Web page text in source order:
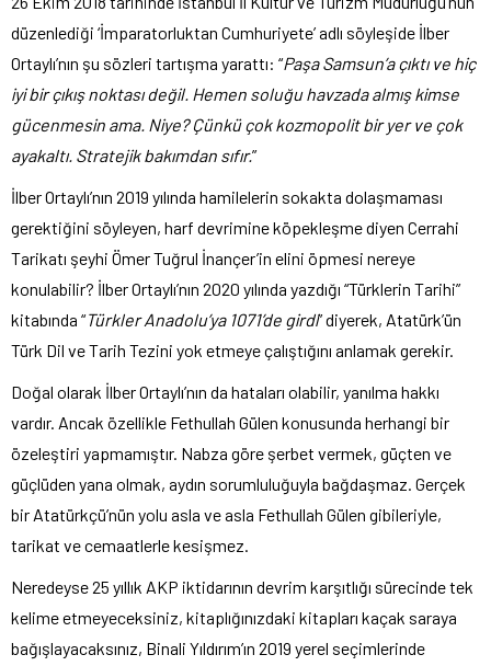
düzenlediği ‘İmparatorluktan Cumhuriyete’ adlı söyleşide İlber
Ortaylı’nın şu sözleri tartışma yarattı: “Paşa Samsun’a çıktı ve hiç
iyi bir çıkış noktası değil. Hemen soluğu havzada almış kimse
gücenmesin ama. Niye? Çünkü çok kozmopolit bir yer ve çok
ayakaltı. Stratejik bakımdan sıfır.”
İlber Ortaylı’nın 2019 yılında hamilelerin sokakta dolaşmaması
gerektiğini söyleyen, harf devrimine köpekleşme diyen Cerrahi
Tarikatı şeyhi Ömer Tuğrul İnançer’in elini öpmesi nereye
konulabilir? İlber Ortaylı’nın 2020 yılında yazdığı “Türklerin Tarihi”
kitabında “Türkler Anadolu’ya 1071’de girdi” diyerek, Atatürk’ün
Türk Dil ve Tarih Tezini yok etmeye çalıştığını anlamak gerekir.
Doğal olarak İlber Ortaylı’nın da hataları olabilir, yanılma hakkı
vardır. Ancak özellikle Fethullah Gülen konusunda herhangi bir
özeleştiri yapmamıştır. Nabza göre şerbet vermek, güçten ve
güçlüden yana olmak, aydın sorumluluğuyla bağdaşmaz. Gerçek
bir Atatürkçü’nün yolu asla ve asla Fethullah Gülen gibileriyle,
tarikat ve cemaatlerle kesişmez.
Neredeyse 25 yıllık AKP iktidarının devrim karşıtlığı sürecinde tek
kelime etmeyeceksiniz, kitaplığınızdaki kitapları kaçak saraya
bağışlayacaksınız, Binali Yıldırım’ın 2019 yerel seçimlerinde